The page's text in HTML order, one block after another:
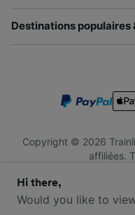
Destinations populaires
Copyright © 2026
affiliées.
de Galles. Numéro
Stonecutter St, London
Hi there,
Would you like to